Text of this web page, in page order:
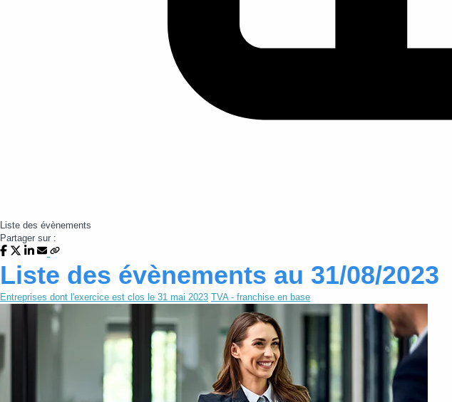
Liste des évènements
Partager sur :
Liste des évènements au 31/08/2023
Entreprises dont l'exercice est clos le 31 mai 2023 TVA - franchise en base